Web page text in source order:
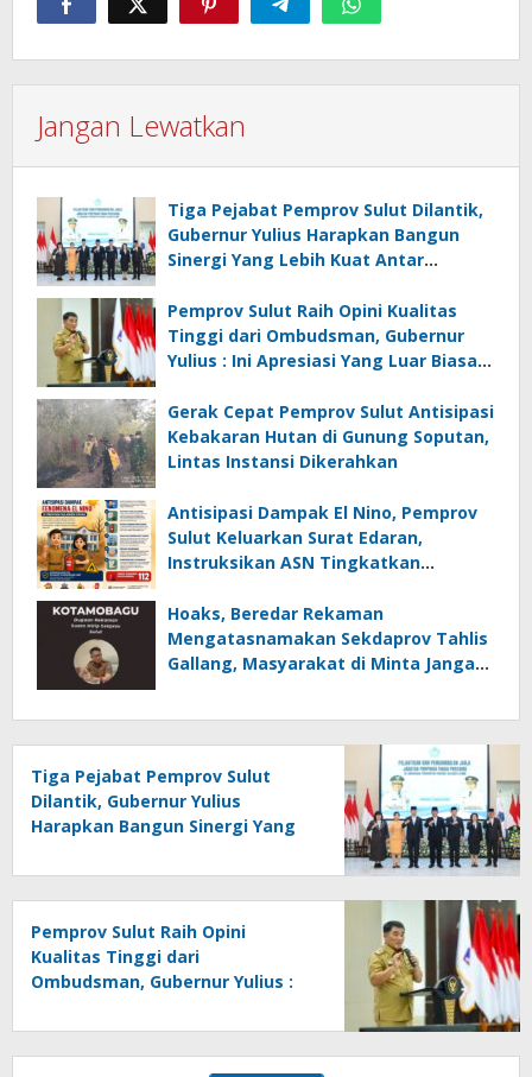
Jangan Lewatkan
Tiga Pejabat Pemprov Sulut Dilantik,
Gubernur Yulius Harapkan Bangun
Sinergi Yang Lebih Kuat Antar
Pemprov Sulut Raih Opini Kualitas
Tinggi dari Ombudsman, Gubernur
Yulius : Ini Apresiasi Yang Luar Biasa,
Gerak Cepat Pemprov Sulut Antisipasi
Kebakaran Hutan di Gunung Soputan,
Lintas Instansi Dikerahkan
Antisipasi Dampak El Nino, Pemprov
Sulut Keluarkan Surat Edaran,
Instruksikan ASN Tingkatkan
Hoaks, Beredar Rekaman
Mengatasnamakan Sekdaprov Tahlis
Gallang, Masyarakat di Minta Jangan
Tiga Pejabat Pemprov Sulut
Dilantik, Gubernur Yulius
Harapkan Bangun Sinergi Yang
Pemprov Sulut Raih Opini
Kualitas Tinggi dari
Ombudsman, Gubernur Yulius :
Tolak Ukur Pemerintah